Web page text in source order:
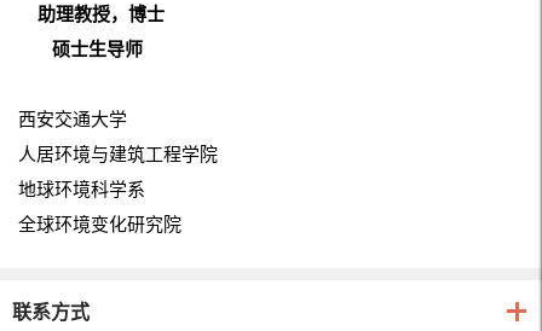
助理教授，博士
硕士生导师
西安交通大学
人居环境与建筑工程学院
地球环境科学系
全球环境变化研究院
联系方式